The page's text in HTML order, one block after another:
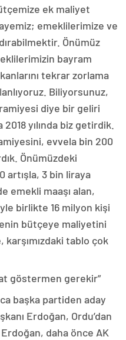
ek maliyet
emeklilerimize ve
Önümüz
bayram
tekrar zorlama
Biliyorsunuz,
diye bir geliri
yılında biz getirdik.
evvela bin 200
Önümüzdeki
artışla, 3 bin liraya
emekli maaşı alan,
birlikte 16 milyon kişi
bütçeye maliyetini
tablo çok
göstermen gerekir”
başka partiden aday
Erdoğan, Ordu’dan
daha önce AK